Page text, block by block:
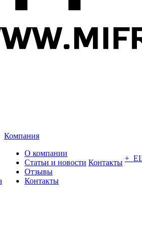
Компания
О компании
Статьи и новости
Отзывы
Контакты
Контакты +